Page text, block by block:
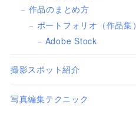
作品のまとめ方
ポートフォリオ（作品集）
Adobe Stock
撮影スポット紹介
写真編集テクニック